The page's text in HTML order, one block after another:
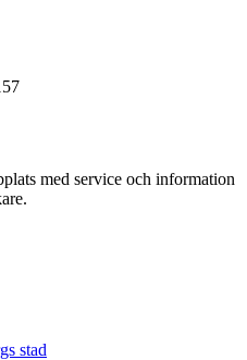
med service och information
stad